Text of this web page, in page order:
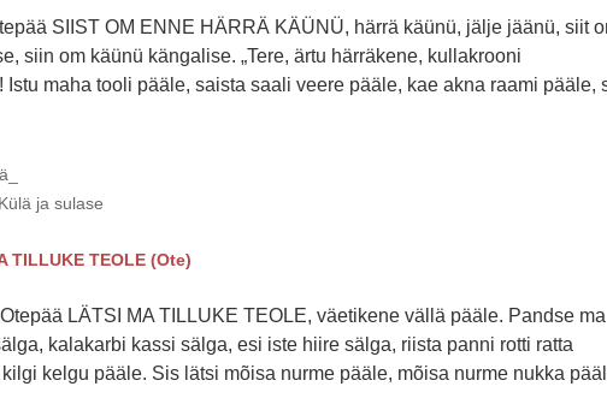
SIIST OM ENNE HÄRRÄ KÄÜNÜ, härrä käünü, jälje jäänü, siit
siin om käünü kängalise. „Tere, ärtu härräkene, kullakrooni
Istu maha tooli pääle, saista saali veere pääle, kae akna raami pääle,
Külä ja sulase
TILLUKE TEOLE (Ote)
LÄTSI MA TILLUKE TEOLE, väetikene vällä pääle. Pandse ma
kalakarbi kassi sälga, esi iste hiire sälga, riista panni rotti ratta
kelgu pääle. Sis lätsi mõisa nurme pääle, mõisa nurme nukka